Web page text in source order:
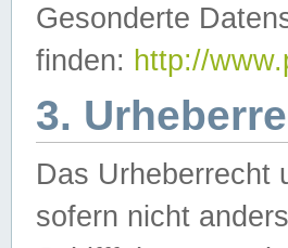
Gesonderte
finden: http://
3.
Das Urheberrecht
sofern nicht